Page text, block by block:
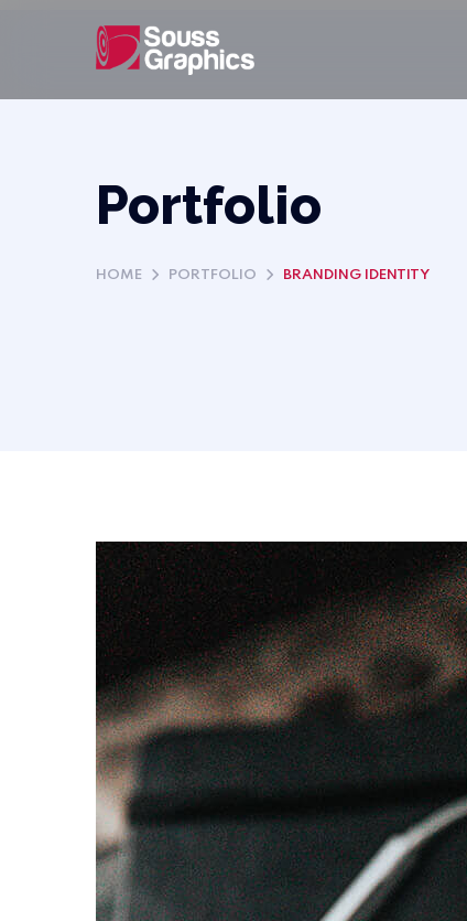
Portfolio
HOME PORTFOLIO BRANDING IDENTITY